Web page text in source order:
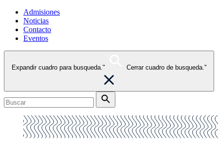
Admisiones
Noticias
Contacto
Eventos
Expandir cuadro para busqueda." Cerrar cuadro de busqueda."